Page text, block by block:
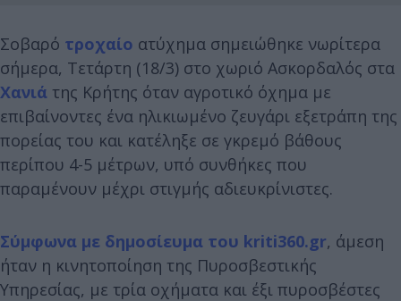
Σοβαρό τροχαίο ατύχημα σημειώθηκε νωρίτερα
σήμερα, Τετάρτη (18/3) στο χωριό Ασκορδαλός στα
Χανιά της Κρήτης όταν αγροτικό όχημα με
επιβαίνοντες ένα ηλικιωμένο ζευγάρι εξετράπη της
πορείας του και κατέληξε σε γκρεμό βάθους
περίπου 4-5 μέτρων, υπό συνθήκες που
παραμένουν μέχρι στιγμής αδιευκρίνιστες.
Σύμφωνα με δημοσίευμα του kriti360.gr, άμεση
ήταν η κινητοποίηση της Πυροσβεστικής
Υπηρεσίας, με τρία οχήματα και έξι πυροσβέστες